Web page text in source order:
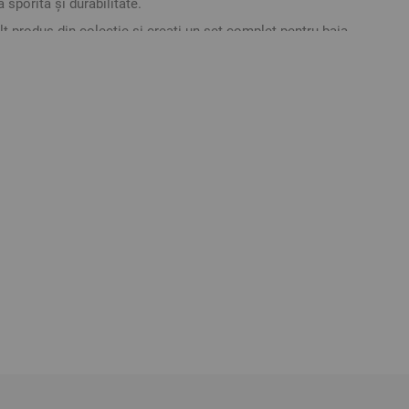
sporită și durabilitate.
produs din colecție și creați un set complet pentru baia